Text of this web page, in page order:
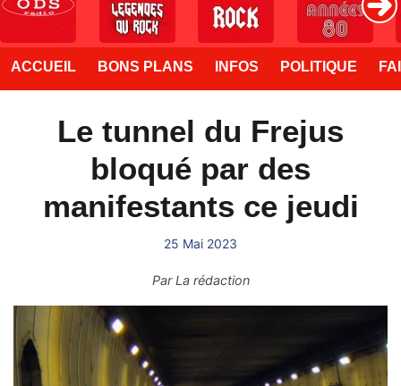
ACCUEIL BONS PLANS INFOS POLITIQUE
Le tunnel du Frejus
bloqué par des
manifestants ce jeudi
25 Mai 2023
ParLa rédaction